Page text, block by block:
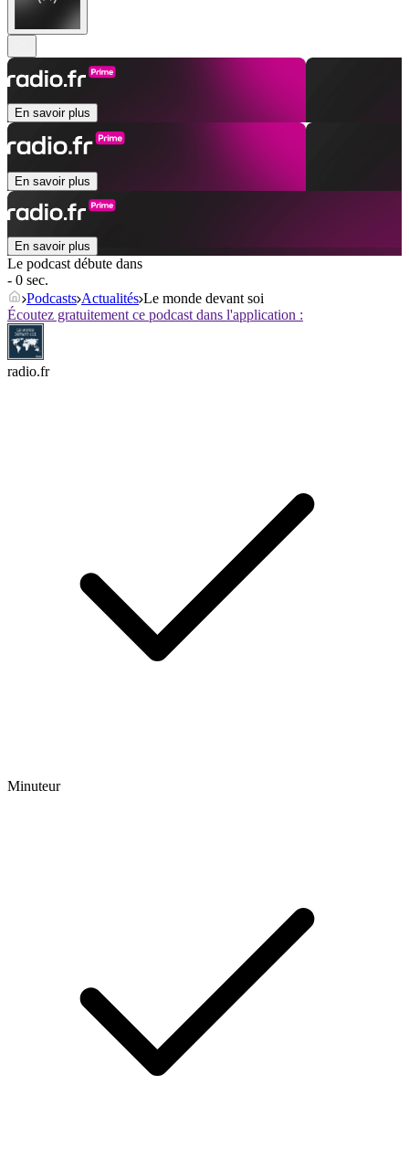
En savoir plus
En savoir plus
En savoir plus
Le podcast débute dans
- 0 sec.
Podcasts Actualités Le monde devant soi
Écoutez gratuitement ce podcast dans l'application :
radio.fr
Minuteur